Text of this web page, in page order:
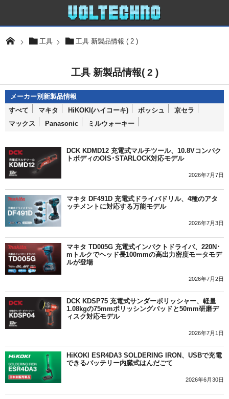
工具 工具 新製品情報 ( 2 )
工具 新製品情報( 2 )
すべて マキタ HiKOKI(ハイコーキ) ボッシュ
京セラ
マックス
Panasonic ミルウォーキー
DCK KDMD12 充電式マルチツール、10.8Vコンパク
トボディのOIS･STARLOCK対応モデル
2026年7月7日
マキタ DF491D 充電式ドライバドリル、4種のアタ
ッチメントに対応する万能モデル
2026年7月3日
マキタ TD005G 充電式インパクトドライバ、220N･
mトルクでヘッド長100mmの高出力密度モータモデ
ルが登場
2026年7月2日
DCK KDSP75 充電式サンダーポリッシャー、軽量
1.08kgの75mmポリッシングパッドと50mm研磨デ
ィスク対応モデル
2026年7月1日
HiKOKI ESR4DA3 SOLDERING IRON、USBで充電
できるバッテリー内臓式はんだごて
2026年6月30日